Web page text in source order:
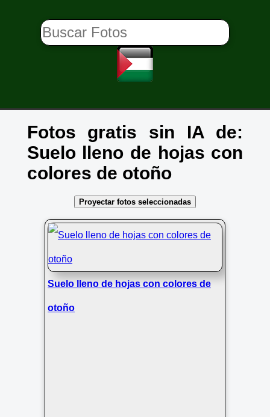
Fotos gratis sin IA de:
Suelo lleno de hojas con
colores de otoño
Proyectar fotos seleccionadas
Suelo lleno de hojas con colores de
otoño